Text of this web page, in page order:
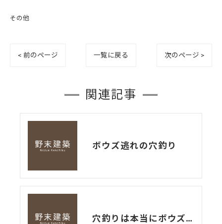
その他
< 前のページ 一覧に戻る 次のページ >
関連記事
ボウズ逃れの穴釣り
穴釣りは本当にボウズ逃れなのか⁉